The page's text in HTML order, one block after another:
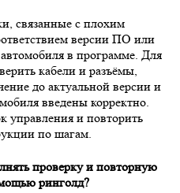
связанные с плохим
версии ПО или
в программе. Для
кабели и разъёмы,
до актуальной версии и
введены корректно.
управления и повторить
по шагам.
проверку и повторную
ринголд?